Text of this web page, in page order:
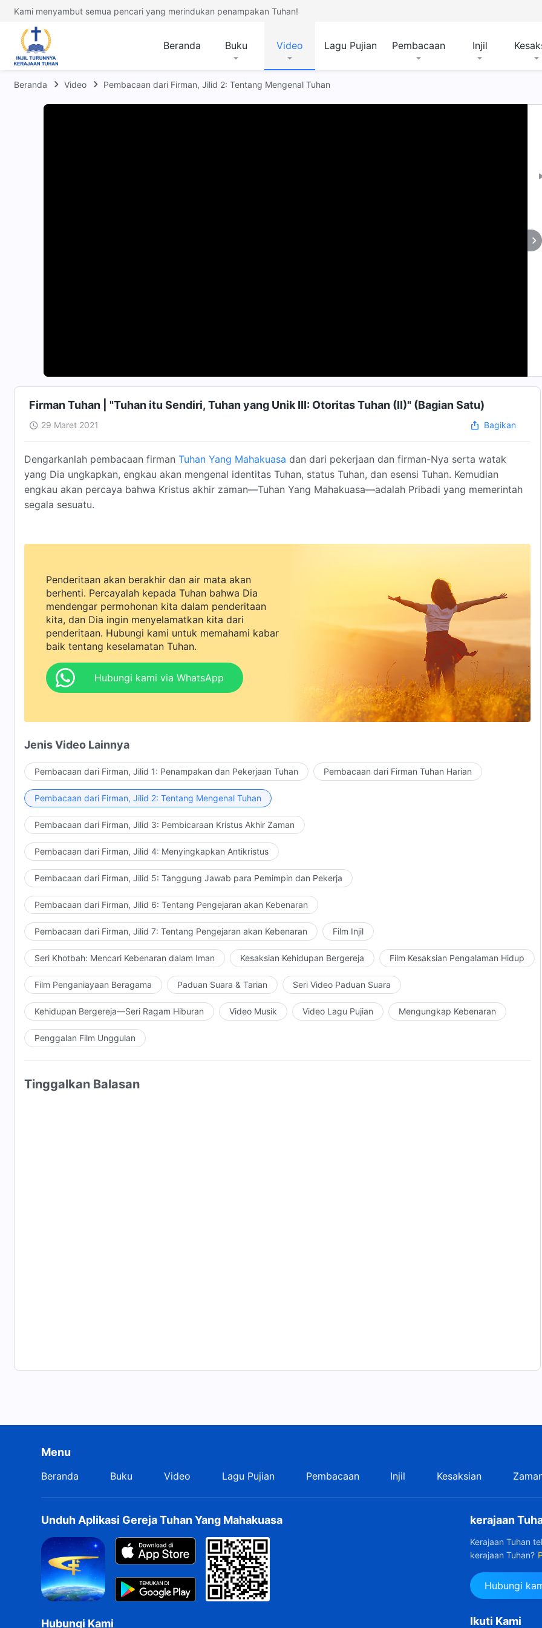
Kami menyambut semua pencari yang merindukan penampakan Tuhan!
Beranda Buku Video Lagu Pujian Pembacaan Injil
Beranda Video Pembacaan dari Firman, Jilid 2: Tentang Mengenal Tuhan
Firman Tuhan | "Tuhan itu Sendiri, Tuhan yang Unik III: Otoritas Tuhan (II)" (Bagian Satu)
29 Maret 2021 Bagikan
Dengarkanlah pembacaan firman Tuhan Yang Mahakuasa dan dari pekerjaan dan firman-Nya serta watak
yang Dia ungkapkan, engkau akan mengenal identitas Tuhan, status Tuhan, dan esensi Tuhan. Kemudian
engkau akan percaya bahwa Kristus akhir zaman—Tuhan Yang Mahakuasa—adalah Pribadi yang memerintah
segala sesuatu.
Penderitaan akan berakhir dan air mata akan
berhenti. Percayalah kepada Tuhan bahwa Dia
mendengar permohonan kita dalam penderitaan
kita, dan Dia ingin menyelamatkan kita dari
penderitaan. Hubungi kami untuk memahami kabar
baik tentang keselamatan Tuhan.
Hubungi kami via WhatsApp
Jenis Video Lainnya
Pembacaan dari Firman, Jilid 1: Penampakan dan Pekerjaan Tuhan Pembacaan dari Firman Tuhan Harian
Pembacaan dari Firman, Jilid 2: Tentang Mengenal Tuhan
Pembacaan dari Firman, Jilid 3: Pembicaraan Kristus Akhir Zaman
Pembacaan dari Firman, Jilid 4: Menyingkapkan Antikristus
Pembacaan dari Firman, Jilid 5: Tanggung Jawab para Pemimpin dan Pekerja
Pembacaan dari Firman, Jilid 6: Tentang Pengejaran akan Kebenaran
Pembacaan dari Firman, Jilid 7: Tentang Pengejaran akan Kebenaran Film Injil
Seri Khotbah: Mencari Kebenaran dalam Iman Kesaksian Kehidupan Bergereja Film Kesaksian Pengalaman Hidup
Film Penganiayaan Beragama Paduan Suara & Tarian Seri Video Paduan Suara
Kehidupan Bergereja—Seri Ragam Hiburan Video Musik Video Lagu Pujian Mengungkap Kebenaran
Penggalan Film Unggulan
Tinggalkan Balasan
Menu
Beranda Buku Video Lagu Pujian Pembacaan Injil Kesaksian
Unduh Aplikasi Gereja Tuhan Yang Mahakuasa
Hubungi Kami
kerajaan
Kerajaan Tuhan
kerajaan Tuhan?
Hubungi
Ikuti Kami